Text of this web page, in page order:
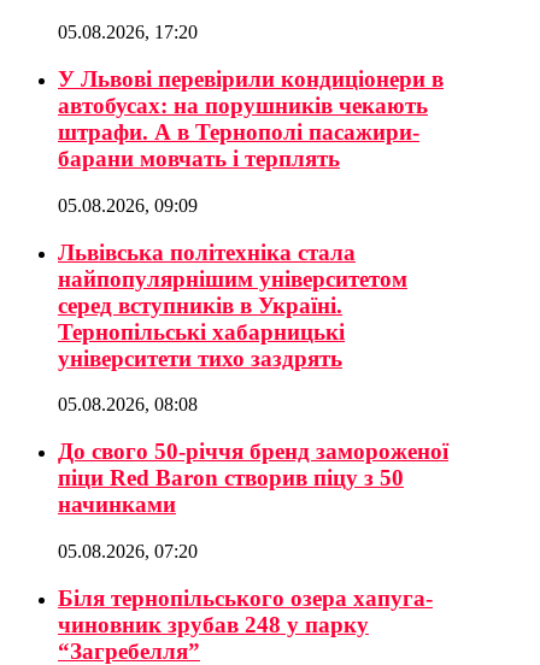
05.08.2026, 17:20
У Львові перевірили кондиціонери в
автобусах: на порушників чекають
штрафи. А в Тернополі пасажири-
барани мовчать і терплять
05.08.2026, 09:09
Львівська політехніка стала
найпопулярнішим університетом
серед вступників в Україні.
Тернопільські хабарницькі
університети тихо заздрять
05.08.2026, 08:08
До свого 50-річчя бренд замороженої
піци Red Baron створив піцу з 50
начинками
05.08.2026, 07:20
Біля тернопільського озера хапуга-
чиновник зрубав 248 у парку
“Загребелля”